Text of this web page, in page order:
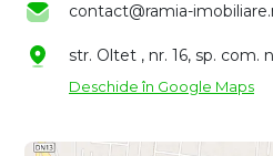
contact@ramia-
str. Oltet , nr. 16, sp. com.
Deschide în Google Maps